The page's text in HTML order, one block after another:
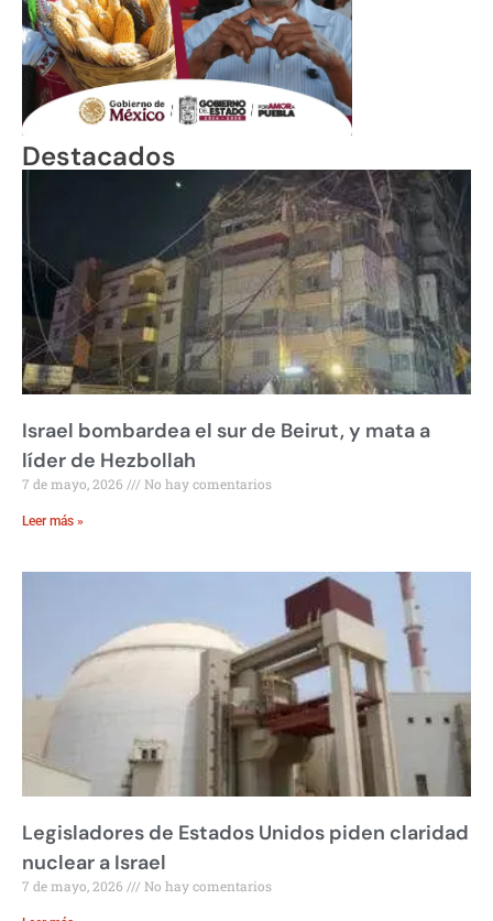
Destacados
Israel bombardea el sur de Beirut, y mata a
líder de Hezbollah
7 de mayo, 2026 No hay comentarios
Leer más »
Legisladores de Estados Unidos piden claridad
nuclear a Israel
7 de mayo, 2026 No hay comentarios